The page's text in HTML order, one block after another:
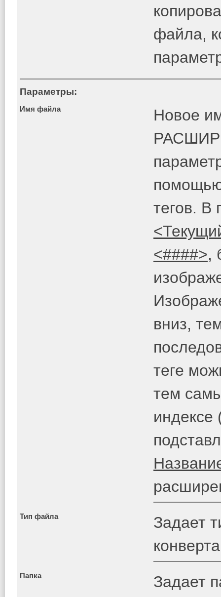
файла,
Параметры:
Имя файла
Новое
помощью
тегов. В
<####>,
вниз,
теге
тем
Тип файла
Задает
Папка
Задает